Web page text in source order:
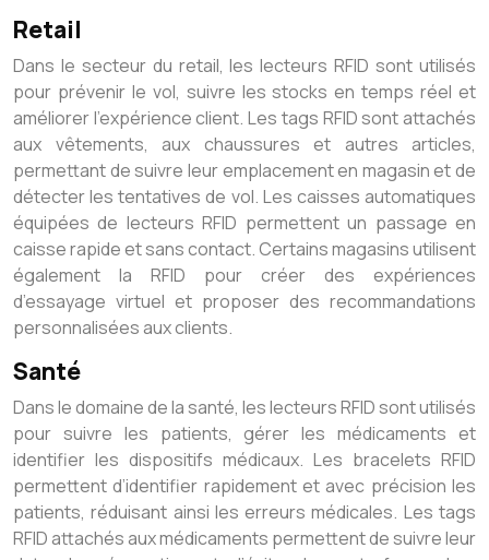
Retail
Dans le secteur du retail, les lecteurs RFID sont utilisés
pour prévenir le vol, suivre les stocks en temps réel et
améliorer l’expérience client. Les tags RFID sont attachés
aux vêtements, aux chaussures et autres articles,
permettant de suivre leur emplacement en magasin et de
détecter les tentatives de vol. Les caisses automatiques
équipées de lecteurs RFID permettent un passage en
caisse rapide et sans contact. Certains magasins utilisent
également la RFID pour créer des expériences
d’essayage virtuel et proposer des recommandations
personnalisées aux clients.
Santé
Dans le domaine de la santé, les lecteurs RFID sont utilisés
pour suivre les patients, gérer les médicaments et
identifier les dispositifs médicaux. Les bracelets RFID
permettent d’identifier rapidement et avec précision les
patients, réduisant ainsi les erreurs médicales. Les tags
RFID attachés aux médicaments permettent de suivre leur